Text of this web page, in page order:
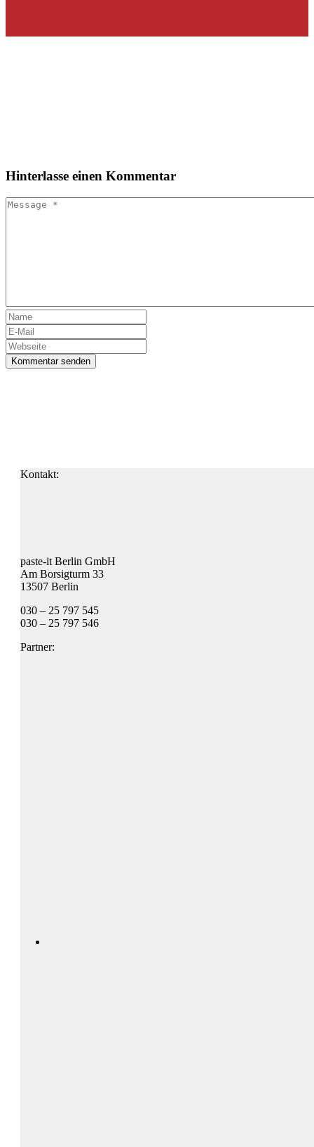
Hinterlasse einen Kommentar
Kommentar senden
Kontakt:
paste-it Berlin GmbH
Am Borsigturm 33
13507 Berlin
030 – 25 797 545
030 – 25 797 546
Partner: